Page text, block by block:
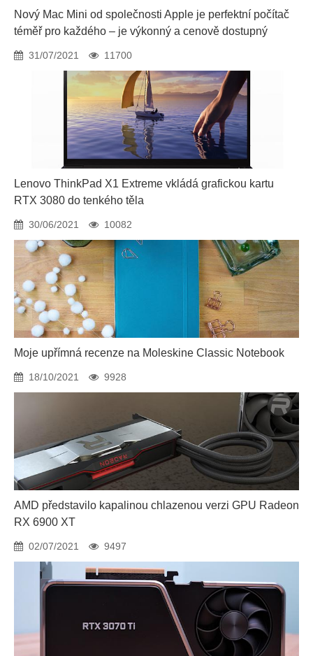
Nový Mac Mini od společnosti Apple je perfektní počítač
téměř pro každého – je výkonný a cenově dostupný
31/07/2021 11700
Lenovo ThinkPad X1 Extreme vkládá grafickou kartu
RTX 3080 do tenkého těla
30/06/2021 10082
Moje upřímná recenze na Moleskine Classic Notebook
18/10/2021 9928
AMD představilo kapalinou chlazenou verzi GPU Radeon
RX 6900 XT
02/07/2021 9497